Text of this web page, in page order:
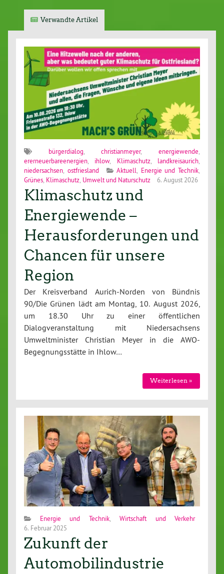
Verwandte Artikel
bürgerdialog,christianmeyer,energiewende,
ererneuerbareenergien, ihlow, Klimaschutz, landkreisaurich,
niedersachsen, ostfriesland Aktuell, Energie und Technik,
Grünes, Klimaschutz, Umwelt und Naturschutz 6. August 2026
Klimaschutz und
Energiewende –
Herausforderungen und
Chancen für unsere
Region
Der Kreisverband Aurich-Norden von Bündnis
90/Die Grünen lädt am Montag, 10. August 2026,
um 18.30 Uhr zu einer öffentlichen
Dialogveranstaltung mit Niedersachsens
Umweltminister Christian Meyer in die AWO-
Begegnungsstätte in Ihlow…
Weiterlesen »
Energie und Technik, Wirtschaft und Verkehr
6. Februar 2025
Zukunft der
Automobilindustrie